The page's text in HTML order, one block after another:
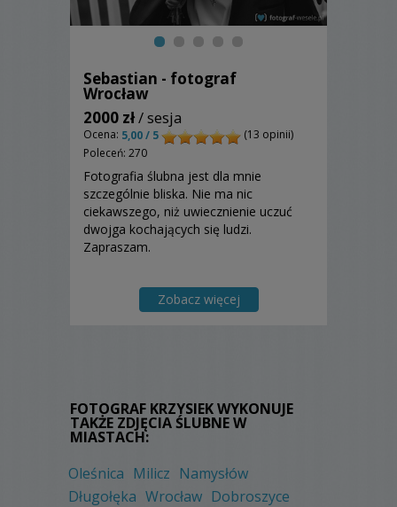
Sebastian - fotograf
Wrocław
2000 zł/ sesja
Ocena: 5,00 / 5
(13 opinii)
Poleceń: 270
Fotografia ślubna jest dla mnie
szczególnie bliska. Nie ma nic
ciekawszego, niż uwiecznienie uczuć
dwojga kochających się ludzi.
Zapraszam.
Zobacz więcej
FOTOGRAF KRZYSIEK WYKONUJE
TAKŻE ZDJĘCIA ŚLUBNE W
MIASTACH:
Oleśnica Milicz Namysłów
Długołęka Wrocław Dobroszyce